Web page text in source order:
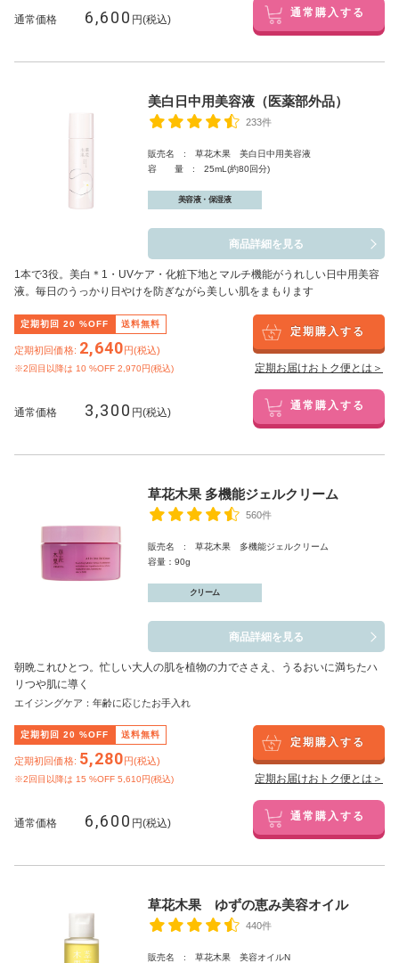
通常価格 6,600 円(税込) 通常購入する
美白日中用美容液（医薬部外品）
233件
販売名 : 草花木果 美白日中用美容液
容 量 : 25mL(約80回分)
美容液・保湿液
商品詳細を見る
1本で3役。美白 ＊1 ・UVケア・化粧下地とマルチ機能がうれしい日中用美容
液。毎日のうっかり日やけを防ぎながら美しい肌をまもります
定期初回 20 %OFF 送料無料
定期初回価格: 2,640円(税込)
※2回目以降は 10 %OFF 2,970円(税込)
定期購入する
定期お届けおトク便とは＞
通常価格 3,300 円(税込) 通常購入する
草花木果 多機能ジェルクリーム
560件
販売名 : 草花木果 多機能ジェルクリーム
容量：90g
クリーム
商品詳細を見る
朝晩これひとつ。忙しい大人の肌を植物の力でささえ、うるおいに満ちたハ
リつや肌に導く
エイジングケア：年齢に応じたお手入れ
定期初回 20 %OFF 送料無料
定期初回価格: 5,280円(税込)
※2回目以降は 15 %OFF 5,610円(税込)
定期購入する
定期お届けおトク便とは＞
通常価格 6,600 円(税込) 通常購入する
草花木果 ゆずの恵み美容オイル
440件
販売名 : 草花木果 美容オイルN